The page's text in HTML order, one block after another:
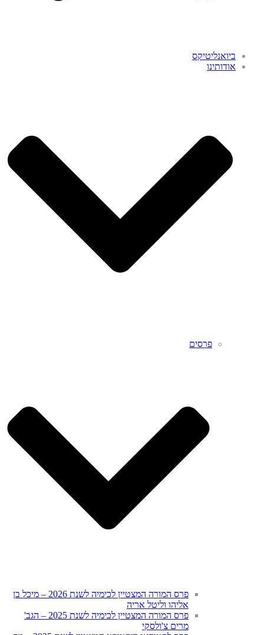
ביואנליטיקס
אודותינו
פרסים
פרס המורה המצטיין לכימיה לשנת 2026 – מיכל בן
אליהו וליטל אריה
פרס המורה המצטיין לכימיה לשנת 2025 – הגב'
מרים צ'ולסקי